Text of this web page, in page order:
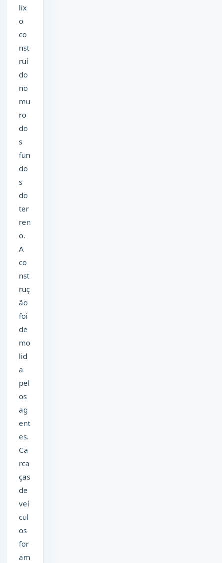
lix
o
co
nst
ruí
do
no
mu
ro
do
s
fun
do
s
do
ter
ren
o.
A
co
nst
ruç
ão
foi
de
mo
lid
a
pel
os
ag
ent
es.
Ca
rca
ças
de
veí
cul
os
for
am